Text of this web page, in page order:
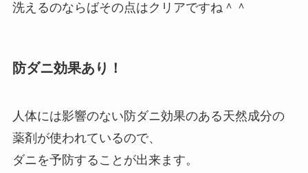
洗えるのならばその点はクリアですね＾＾
防ダニ効果あり！
人体には影響のない防ダニ効果のある天然成分の
薬剤が使われているので、
ダニを予防することが出来ます。